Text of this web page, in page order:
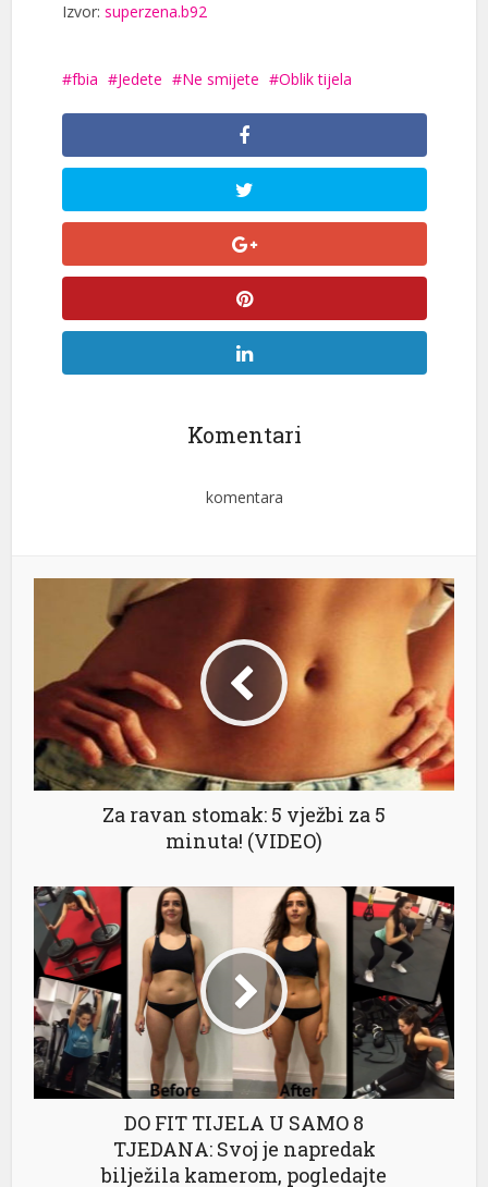
Izvor: superzena.b92
fbia Jedete Ne smijete Oblik tijela
Komentari
komentara
Za ravan stomak: 5 vježbi za 5
minuta! (VIDEO)
DO FIT TIJELA U SAMO 8
TJEDANA: Svoj je napredak
bilježila kamerom, pogledajte